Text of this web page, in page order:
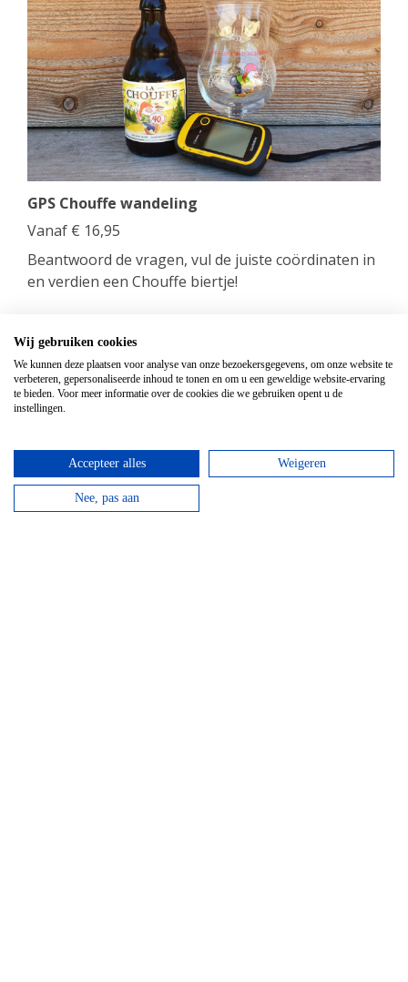
GPS Chouffe wandeling
Vanaf € 16,95
Beantwoord de vragen, vul de juiste coördinaten in
en verdien een Chouffe biertje!
Wij gebruiken cookies
We kunnen deze plaatsen voor analyse van onze bezoekersgegevens, om onze website te
verbeteren, gepersonaliseerde inhoud te tonen en om u een geweldige website-ervaring
te bieden. Voor meer informatie over de cookies die we gebruiken opent u de
instellingen.
Accepteer alles Weigeren
Nee, pas aan